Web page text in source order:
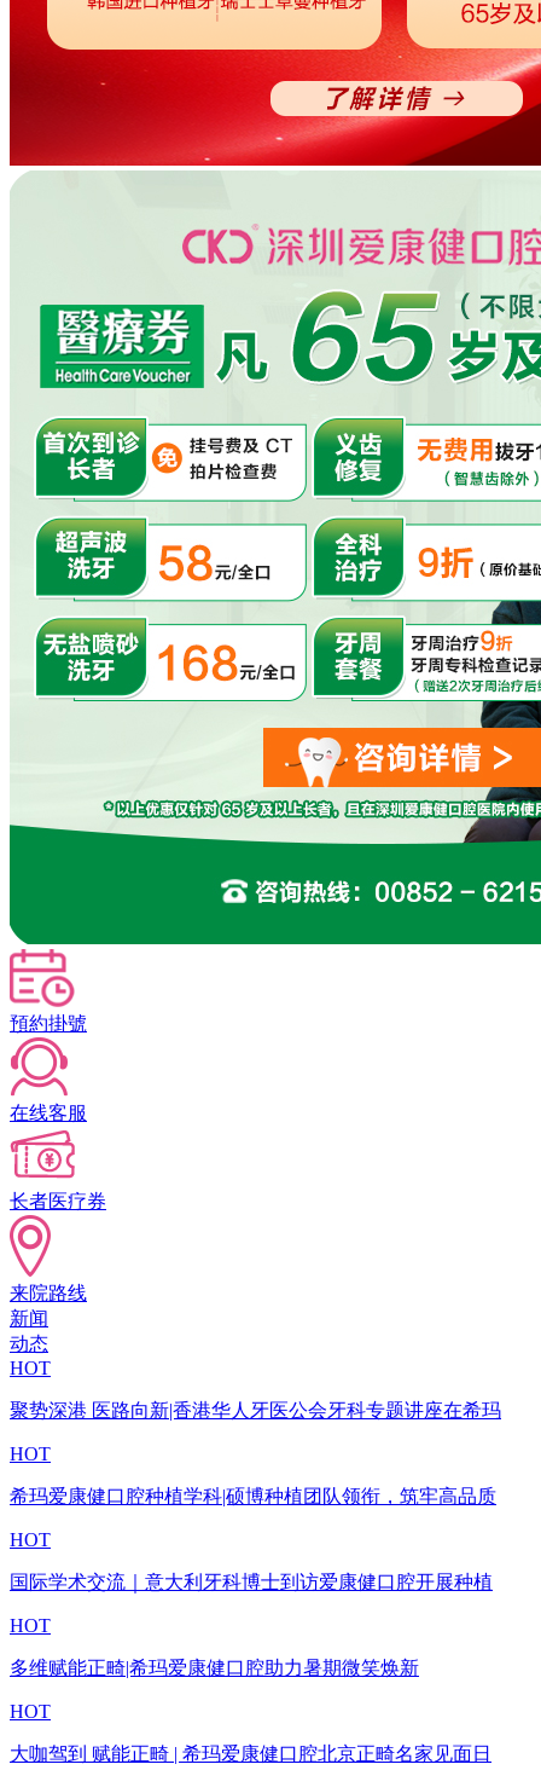
預約掛號
在线客服
长者医疗券
来院路线
新闻
动态
HOT
聚势深港 医路向新|香港华人牙医公会牙科专题讲座在希玛
HOT
希玛爱康健口腔种植学科|硕博种植团队领衔，筑牢高品质
HOT
国际学术交流｜意大利牙科博士到访爱康健口腔开展种植
HOT
多维赋能正畸|希玛爱康健口腔助力暑期微笑焕新
HOT
大咖驾到 赋能正畸 | 希玛爱康健口腔北京正畸名家见面日